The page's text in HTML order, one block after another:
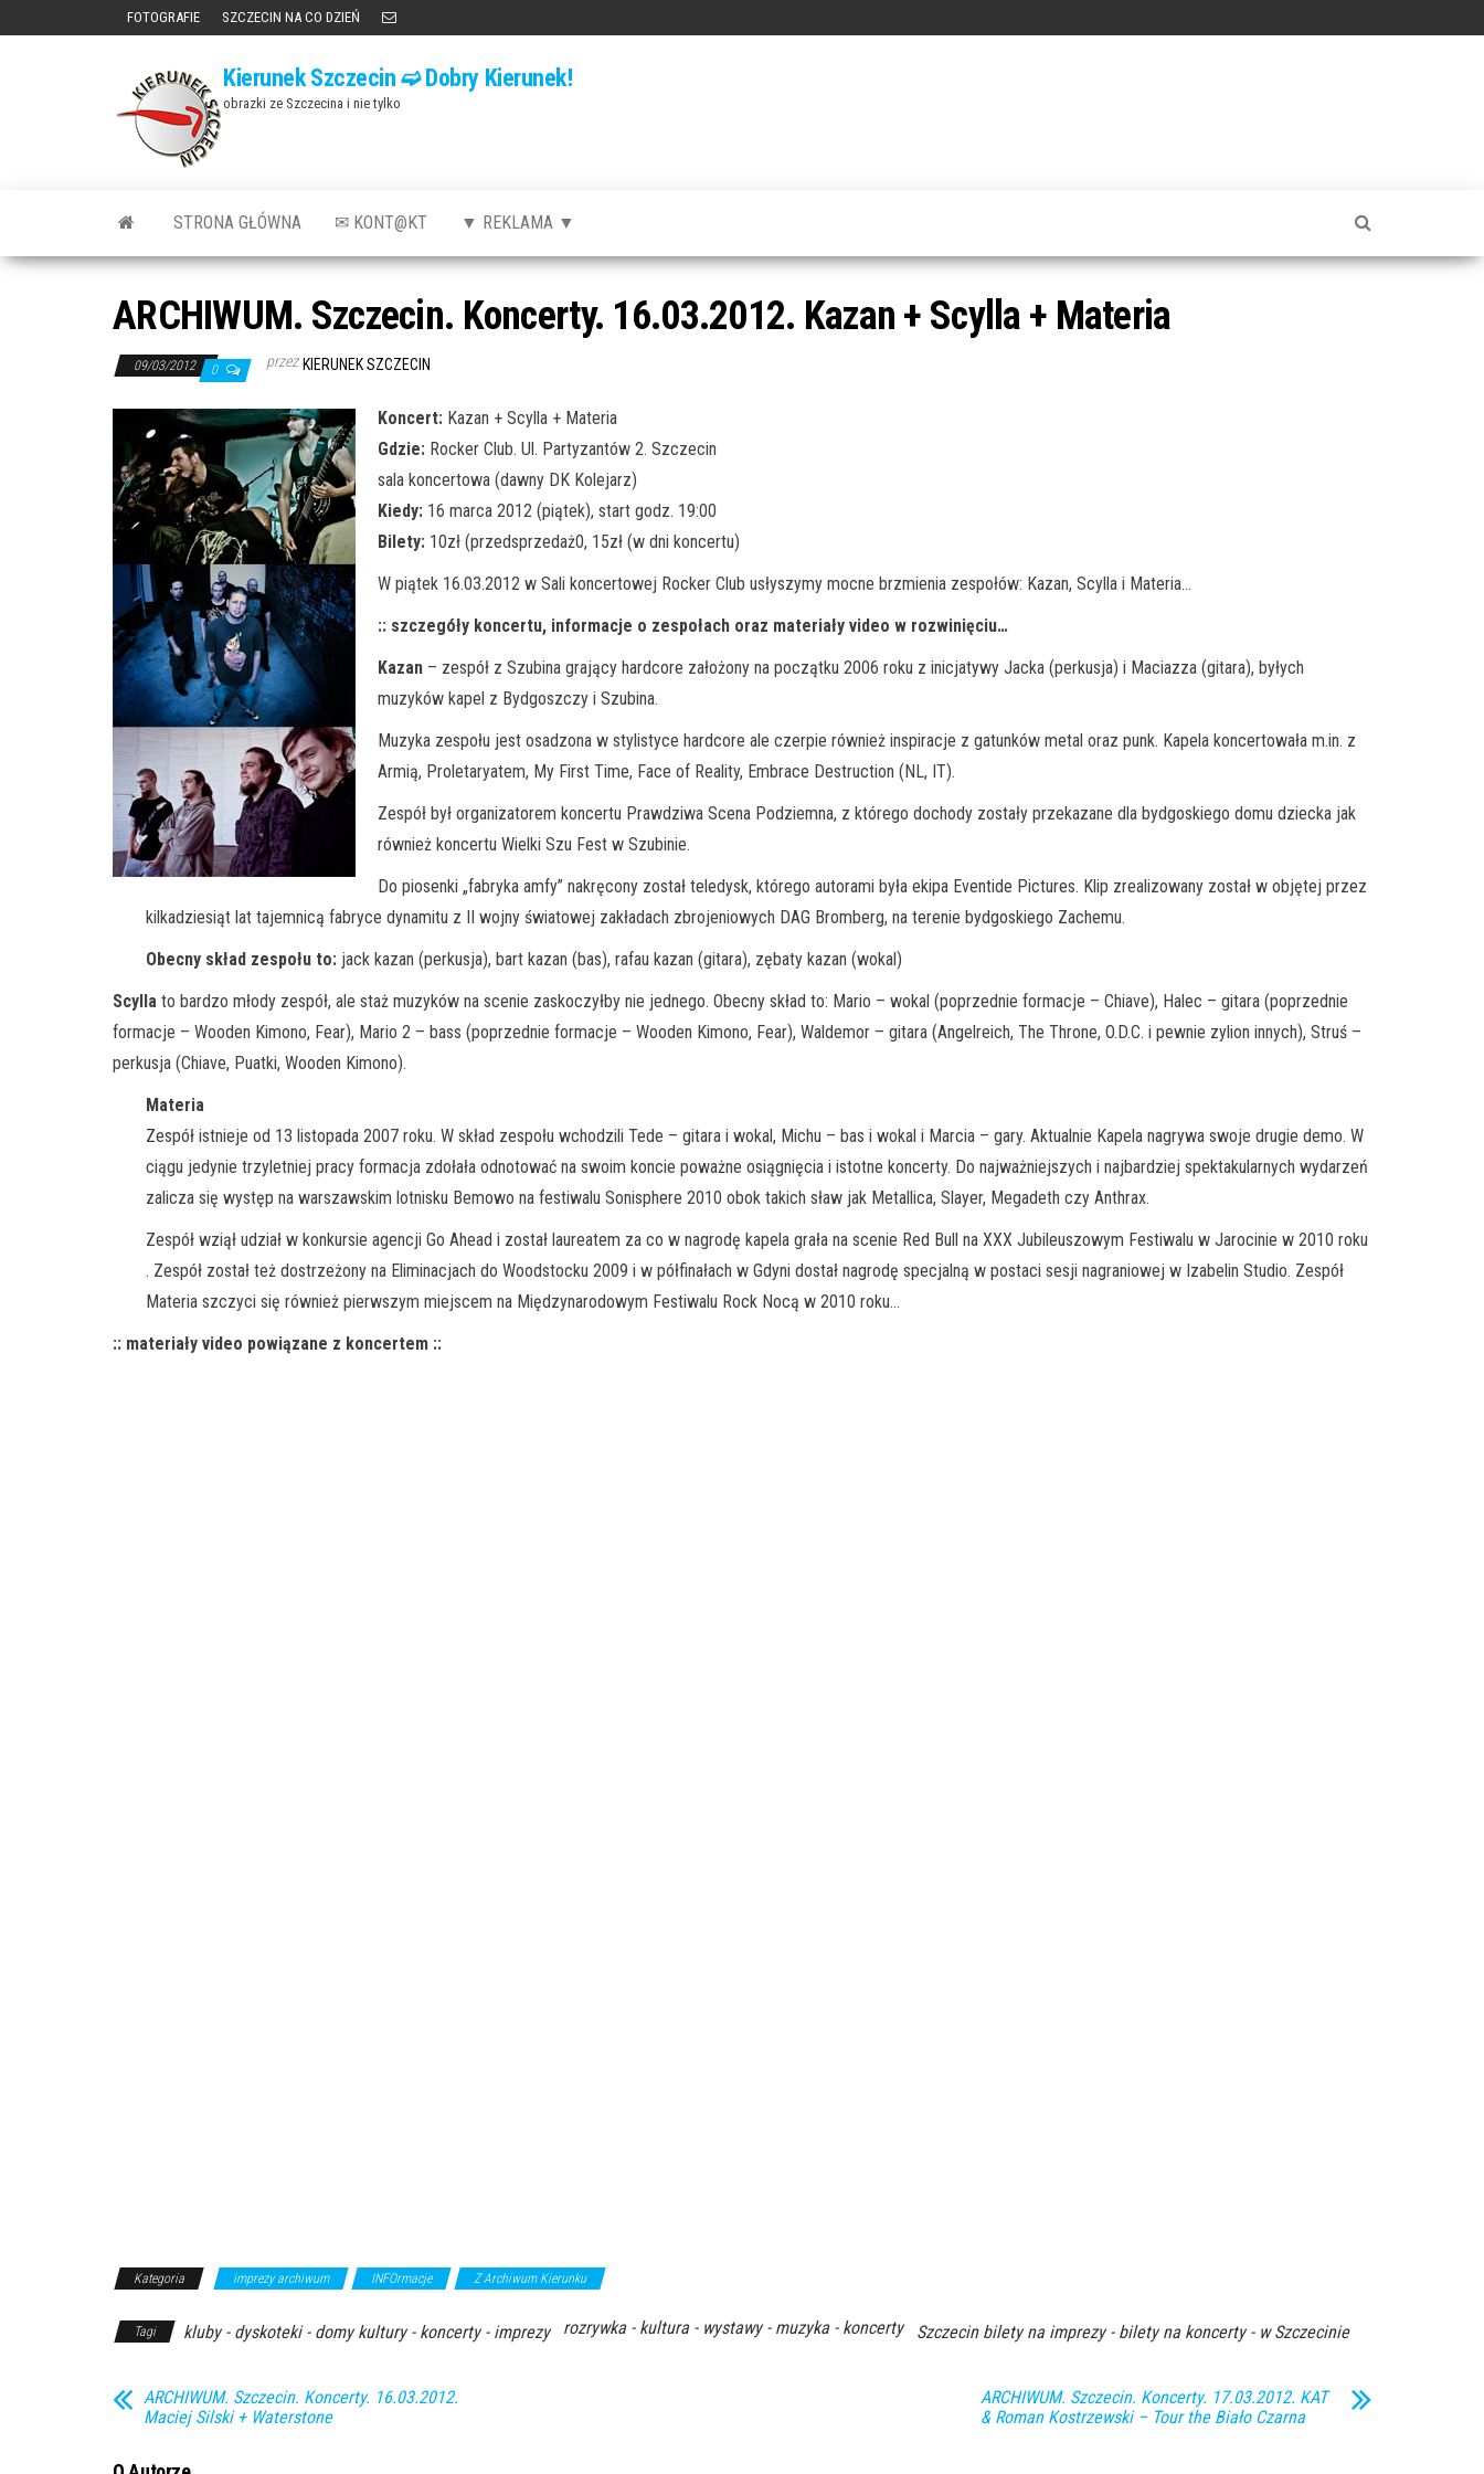
FOTOGRAFIE SZCZECIN NA CO DZIEŃ
Kierunek Szczecin ➫ Dobry Kierunek!
obrazki ze Szczecina i nie tylko
STRONA GŁÓWNA ✉ KONT@KT ▼ REKLAMA ▼
ARCHIWUM. Szczecin. Koncerty. 16.03.2012. Kazan + Scylla + Materia
09/03/2012 0 przez KIERUNEK SZCZECIN
Koncert: Kazan + Scylla + Materia
Gdzie: Rocker Club. Ul. Partyzantów 2. Szczecin
sala koncertowa (dawny DK Kolejarz)
Kiedy: 16 marca 2012 (piątek), start godz. 19:00
Bilety: 10zł (przedsprzedaż0, 15zł (w dni koncertu)
W piątek 16.03.2012 w Sali koncertowej Rocker Club usłyszymy mocne brzmienia zespołów: Kazan, Scylla i Materia…
:: szczegóły koncertu, informacje o zespołach oraz materiały video w rozwinięciu…
Kazan – zespół z Szubina grający hardcore założony na początku 2006 roku z inicjatywy Jacka (perkusja) i Maciazza (gitara), byłych
muzyków kapel z Bydgoszczy i Szubina.
Muzyka zespołu jest osadzona w stylistyce hardcore ale czerpie również inspiracje z gatunków metal oraz punk. Kapela koncertowała m.in. z
Armią, Proletaryatem, My First Time, Face of Reality, Embrace Destruction (NL, IT).
Zespół był organizatorem koncertu Prawdziwa Scena Podziemna, z którego dochody zostały przekazane dla bydgoskiego domu dziecka jak
również koncertu Wielki Szu Fest w Szubinie.
Do piosenki „fabryka amfy” nakręcony został teledysk, którego autorami była ekipa Eventide Pictures. Klip zrealizowany został w objętej przez
kilkadziesiąt lat tajemnicą fabryce dynamitu z II wojny światowej zakładach zbrojeniowych DAG Bromberg, na terenie bydgoskiego Zachemu.
Obecny skład zespołu to: jack kazan (perkusja), bart kazan (bas), rafau kazan (gitara), zębaty kazan (wokal)
Scylla to bardzo młody zespół, ale staż muzyków na scenie zaskoczyłby nie jednego. Obecny skład to: Mario – wokal (poprzednie formacje – Chiave), Halec – gitara (poprzednie
formacje – Wooden Kimono, Fear), Mario 2 – bass (poprzednie formacje – Wooden Kimono, Fear), Waldemor – gitara (Angelreich, The Throne, O.D.C. i pewnie zylion innych), Struś –
perkusja (Chiave, Puatki, Wooden Kimono).
Materia
Zespół istnieje od 13 listopada 2007 roku. W skład zespołu wchodzili Tede – gitara i wokal, Michu – bas i wokal i Marcia – gary. Aktualnie Kapela nagrywa swoje drugie demo. W
ciągu jedynie trzyletniej pracy formacja zdołała odnotować na swoim koncie poważne osiągnięcia i istotne koncerty. Do najważniejszych i najbardziej spektakularnych wydarzeń
zalicza się występ na warszawskim lotnisku Bemowo na festiwalu Sonisphere 2010 obok takich sław jak Metallica, Slayer, Megadeth czy Anthrax.
Zespół wziął udział w konkursie agencji Go Ahead i został laureatem za co w nagrodę kapela grała na scenie Red Bull na XXX Jubileuszowym Festiwalu w Jarocinie w 2010 roku
. Zespół został też dostrzeżony na Eliminacjach do Woodstocku 2009 i w półfinałach w Gdyni dostał nagrodę specjalną w postaci sesji nagraniowej w Izabelin Studio. Zespół
Materia szczyci się również pierwszym miejscem na Międzynarodowym Festiwalu Rock Nocą w 2010 roku…
:: materiały video powiązane z koncertem ::
Kategoria imprezy archiwum INFOrmacje Z Archiwum Kierunku
Tagi kluby - dyskoteki - domy kultury - koncerty - imprezy rozrywka - kultura - wystawy - muzyka - koncerty Szczecin bilety na imprezy - bilety na koncerty - w Szczecinie
ARCHIWUM. Szczecin. Koncerty. 16.03.2012.
Maciej Silski + Waterstone
ARCHIWUM. Szczecin. Koncerty. 17.03.2012. KAT
& Roman Kostrzewski – Tour the Biało Czarna